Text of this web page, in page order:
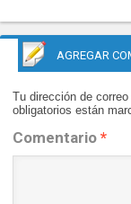
AGREGAR
Tu dirección de
obligatorios están
Comentario *